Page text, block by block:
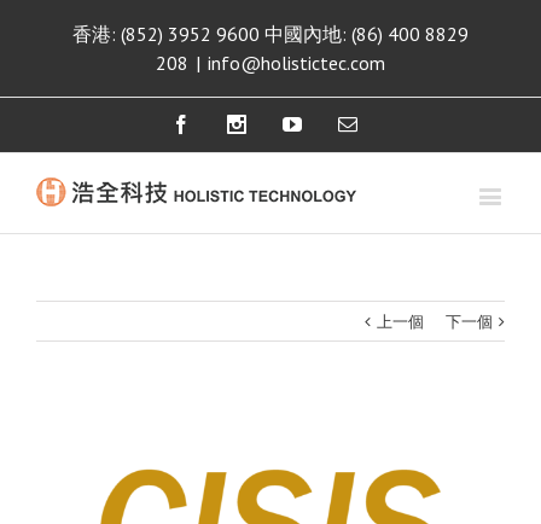
香港: (852) 3952 9600 中國內地: (86) 400 8829
208 | info@holistictec.com
FacebookInstagramYoutubeEmail
上一個 下一個